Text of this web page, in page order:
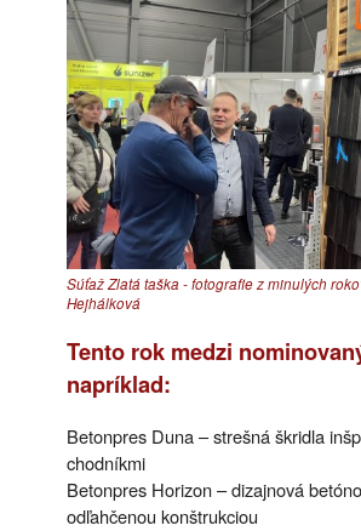
Súťaž Zlatá taška - fotografie z minulých
Hejhálková
Tento rok medzi
napríklad:
Betonpres Duna – strešná škridla
chodníkmi
Betonpres Horizon – dizajnová
odľahčenou konštrukciou